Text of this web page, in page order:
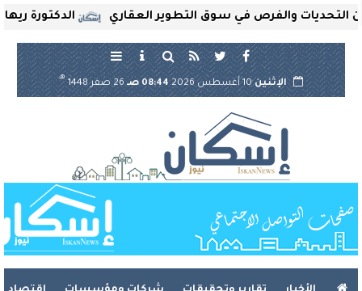
الدكتورة ريهام والفرص في سوق التطوير العقاري
الإثنين10 أغسطس 2026 08:44 صـ 26 صفر 1448
هـ